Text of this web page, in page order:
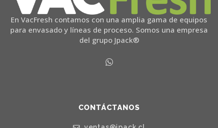
En VacFresh contamos con una amplia gama de equipos
para envasado y líneas de proceso. Somos una empresa
del grupo Jpack®
CONTÁCTANOS